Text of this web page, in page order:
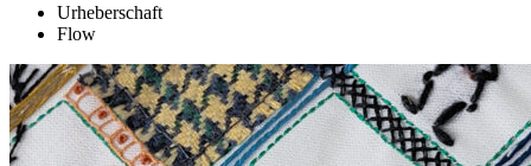
Urheberschaft
Flow